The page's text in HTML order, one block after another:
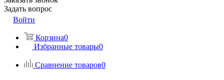
Задать вопрос
Войти
Корзина0
Избранные товары0
Сравнение товаров0